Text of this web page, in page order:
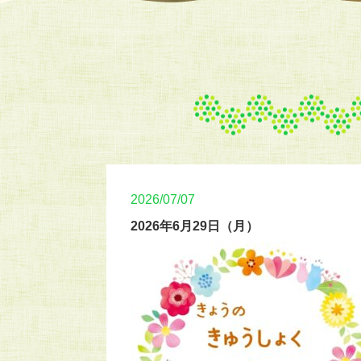
2026/07/07
2026年6月29日（月）